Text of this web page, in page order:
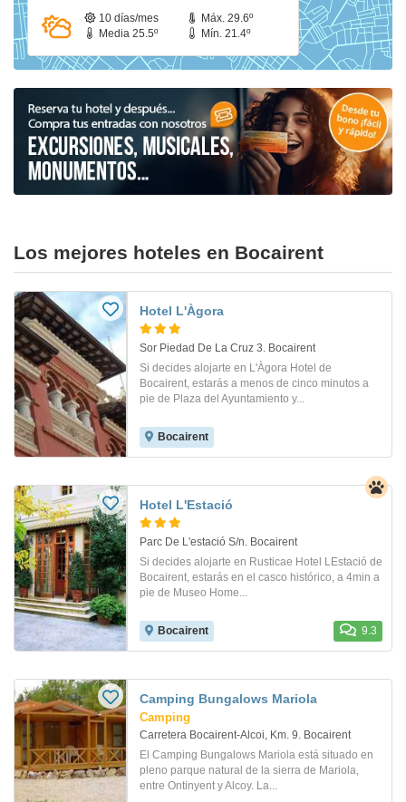
10 días/mes
Máx. 29.6º
Media 25.5º
Mín. 21.4º
Los mejores hoteles en Bocairent
Hotel L'Àgora
Sor Piedad De La Cruz 3. Bocairent
Si decides alojarte en L'Àgora Hotel de
Bocairent, estarás a menos de cinco minutos a
pie de Plaza del Ayuntamiento y...
Bocairent
Hotel L'Estació
Parc De L'estació S/n. Bocairent
Si decides alojarte en Rusticae Hotel LEstació de
Bocairent, estarás en el casco histórico, a 4min a
pie de Museo Home...
Bocairent 9.3
Camping Bungalows Mariola
Camping
Carretera Bocairent-Alcoi, Km. 9. Bocairent
El Camping Bungalows Mariola está situado en
pleno parque natural de la sierra de Mariola,
entre Ontinyent y Alcoy. La...